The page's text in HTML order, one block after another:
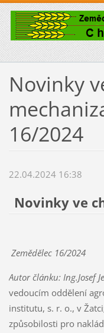
Novinky
16/2024
22.04.2024 16:38
Novinky ve
Zemědělec 16/2024
Autor článku: Ing.Josef
vedoucím oddělení
institutu, s. r. o., v
způsobilosti pro